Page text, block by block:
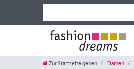
Zur Startseite gehen Damen